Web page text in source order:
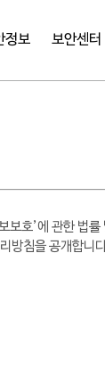
정보 보안센터
호’에 관한 법
방침을 공개합니